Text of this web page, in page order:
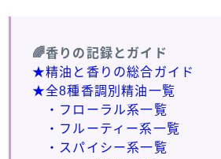
🌈香りの記録とガイド
★精油と香りの総合ガイド
★全8種香調別精油一覧
・フローラル系一覧
・フルーティー系一覧
・スパイシー系一覧